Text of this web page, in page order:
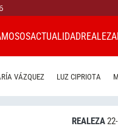
ACTUALIDADREALEZA
VÁZQUEZ LUZ CIPRIOTA
REALEZA